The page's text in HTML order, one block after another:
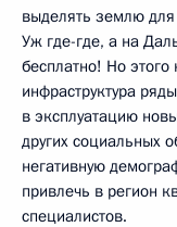
выделять землю
Уж где-где, а на
бесплатно! Но
инфраструктура
в эксплуатацию
других социальных
негативную
привлечь в регион
специалистов.